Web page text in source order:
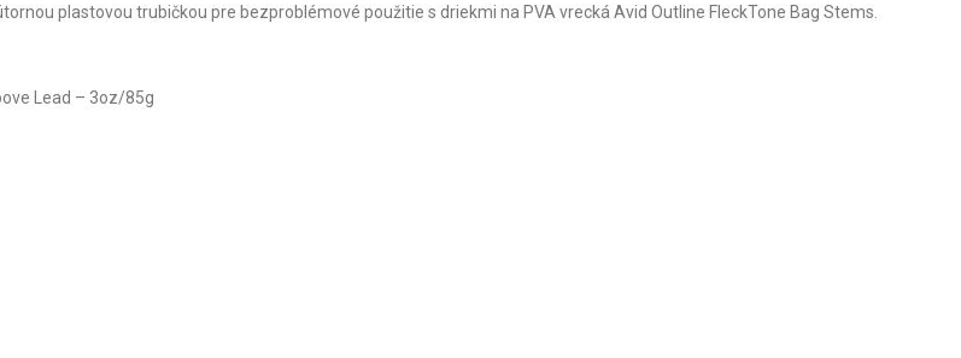
plastovou trubičkou pre bezproblémové použitie s driekmi na PVA vrecká Avid Outline FleckTone Bag Stems.
Lead – 3oz/85g